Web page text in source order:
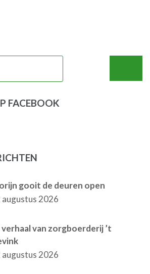
FACEBOOK
gooit de deuren open
augustus 2026
van zorgboerderij ’t
augustus 2026